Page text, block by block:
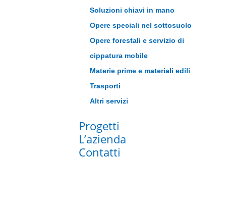
Soluzioni chiavi in mano
Opere speciali nel sottosuolo
Opere forestali e servizio di
cippatura mobile
Materie prime e materiali edili
Trasporti
Altri servizi
Progetti
L’azienda
Contatti